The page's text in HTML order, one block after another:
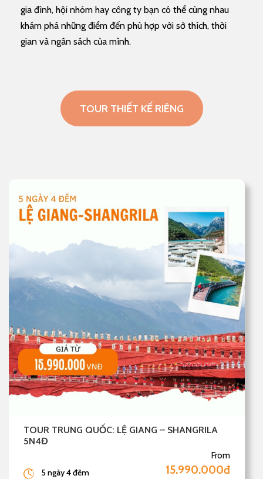
gia đình, hội nhóm hay công ty bạn có thể cùng nhau
khám phá những điểm đến phù hợp với sở thích, thời
gian và ngân sách của mình.
TOUR THIẾT KẾ RIÊNG
TOUR TRUNG QUỐC: LỆ GIANG – SHANGRILA
5N4Đ
From
15.990.000đ
5 ngày 4 đêm